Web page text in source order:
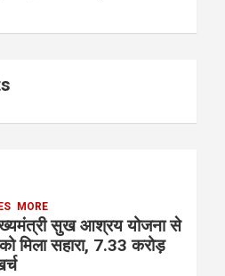
MORE
सुख आश्रय योजना से
मिला सहारा, 7.33 करोड़